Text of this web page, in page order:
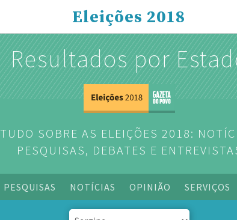
Eleições 2018
Resultados por
TUDO SOBRE AS ELEIÇÕES 2018:
PESQUISAS, DEBATES E
PESQUISAS NOTÍCIAS OPINIÃO SERVIÇOS